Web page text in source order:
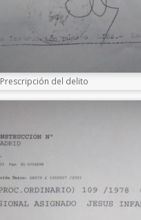
Prescripción del delito